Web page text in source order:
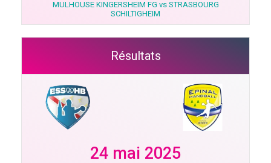
MULHOUSE KINGERSHEIM FG vs STRASBOURG
SCHILTIGHEIM
Résultats
24 mai 2025